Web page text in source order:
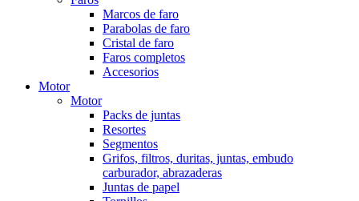
Marcos de faro
Parabolas de faro
Cristal de faro
Faros completos
Accesorios
Motor
Motor
Packs de juntas
Resortes
Segmentos
Grifos, filtros, duritas, juntas, embudo
carburador, abrazaderas
Juntas de papel